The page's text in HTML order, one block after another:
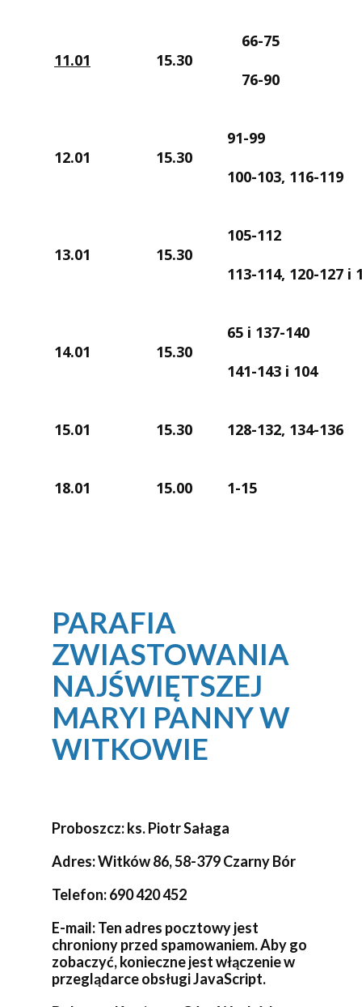
11.01 15.30
66-75
76-90
12.01 15.30
91-99
100-103, 116-119
13.01 15.30
105-112
113-114, 120-127 i
14.01 15.30
65 i 137-140
141-143 i 104
15.01 15.30 128-132, 134-136
18.01 15.00 1-15
PARAFIA
ZWIASTOWANIA
NAJŚWIĘTSZEJ
MARYI PANNY W
WITKOWIE
Proboszcz:ks. Piotr Sałaga
Adres:Witków 86, 58-379 Czarny Bór
Telefon: 690 420 452
E-mail:Ten adres pocztowy jest
chroniony przed spamowaniem. Aby go
zobaczyć, konieczne jest włączenie w
przeglądarce obsługi JavaScript.